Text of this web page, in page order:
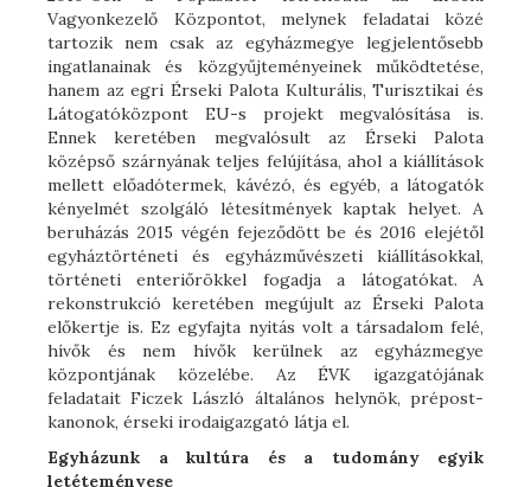
Vagyonkezelő Központot, melynek feladatai közé
tartozik nem csak az egyházmegye legjelentősebb
ingatlanainak és közgyűjteményeinek működtetése,
hanem az egri Érseki Palota Kulturális, Turisztikai és
Látogatóközpont EU-s projekt megvalósítása is.
Ennek keretében megvalósult az Érseki Palota
középső szárnyának teljes felújítása, ahol a kiállítások
mellett előadótermek, kávézó, és egyéb, a látogatók
kényelmét szolgáló létesítmények kaptak helyet. A
beruházás 2015 végén fejeződött be és 2016 elejétől
egyháztörténeti és egyházművészeti kiállításokkal,
történeti enteriőrökkel fogadja a látogatókat. A
rekonstrukció keretében megújult az Érseki Palota
előkertje is. Ez egyfajta nyitás volt a társadalom felé,
hívők és nem hívők kerülnek az egyházmegye
központjának közelébe. Az ÉVK igazgatójának
feladatait Ficzek László általános helynök, prépost-
kanonok, érseki irodaigazgató látja el.
Egyházunk a kultúra és a tudomány egyik
letéteményese